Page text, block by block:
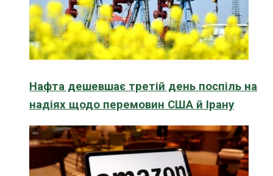
Нафта дешевшає третій день поспіль на
надіях щодо перемовин США й Ірану